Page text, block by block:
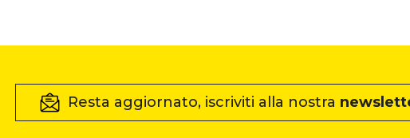
Resta aggiornato, iscriviti alla nostra